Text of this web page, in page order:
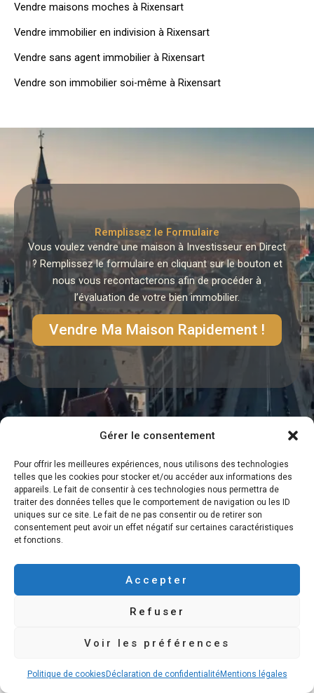
Gérer le consentement
Pour offrir les meilleures expériences, nous utilisons des technologies
telles que les cookies pour stocker et/ou accéder aux informations des
appareils. Le fait de consentir à ces technologies nous permettra de
traiter des données telles que le comportement de navigation ou les ID
uniques sur ce site. Le fait de ne pas consentir ou de retirer son
consentement peut avoir un effet négatif sur certaines caractéristiques
et fonctions.
Accepter
Refuser
Voir les préférences
Politique de cookies Déclaration de confidentialitéMentions légales
Vendre maisons moches à Rixensart
Vendre immobilier en indivision à Rixensart
Vendre sans agent immobilier à Rixensart
Vendre son immobilier soi-même à Rixensart
Remplissez le Formulaire
Vous voulez vendre une maison à Investisseur en Direct
? Remplissez le formulaire en cliquant sur le bouton et
nous vous recontacterons afin de procéder à
l’évaluation de votre bien immobilier.
Vendre Ma Maison Rapidement !
Vendre Sa Maison Rapidement
Recevoir Une Offre D’Achat
Notre Processus d’Achat Express
Politique de cookies